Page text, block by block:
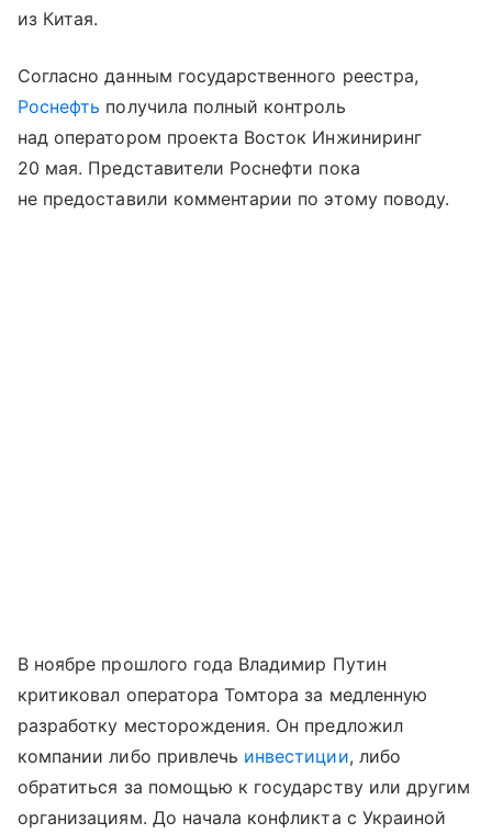
из Китая.
Согласно данным государственного реестра,
Роснефть получила полный контроль
над оператором проекта Восток Инжиниринг
20 мая. Представители Роснефти пока
не предоставили комментарии по этому поводу.
В ноябре прошлого года Владимир Путин
критиковал оператора Томтора за медленную
разработку месторождения. Он предложил
компании либо привлечь инвестиции, либо
обратиться за помощью к государству или другим
организациям. До начала конфликта с Украиной